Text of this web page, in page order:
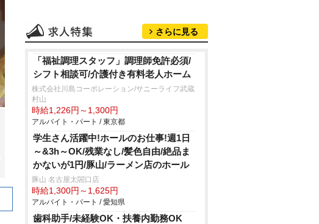
さらに見る
「福祉調理スタッフ」調理師免許必須/
シフト相談可/介護付き有料老人ホーム
株式会社川島コーポレーション/サニーライフ武蔵
村山
時給1,226円～1,300円
アルバイト・パート / 東京都
学生さん活躍中!ホールのお仕事!週1日
～&3h～OK/残業なし/髪色自由/絶品ま
かないが1円/豚山/ラーメン店のホール
豚山 名古屋太閤口店
時給1,300円～1,625円
アルバイト・パート / 愛知県
歯科助手/未経験OK・扶養内勤務OK